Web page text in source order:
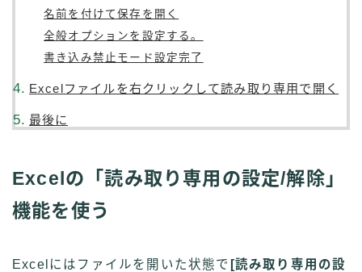
名前を付けて保存を開く
全般オプションを設定する。
書き込み禁止モード設定完了
Excelファイルを右クリックして読み取り専用で開く
最後に
Excelの「読み取り専用の設定/解除」
機能を使う
Excelにはファイルを開いた状態で [読み取り専用の設